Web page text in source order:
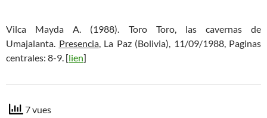
Vilca Mayda A. (1988). Toro Toro, las cavernas de
Umajalanta. Presencia, La Paz (Bolivia), 11/09/1988, Paginas
centrales: 8-9. [lien]
7 vues